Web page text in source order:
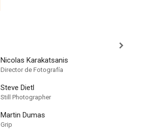
Nicolas Karakatsanis
Director de Fotografía
Steve Dietl
Still Photographer
Martin Dumas
Grip